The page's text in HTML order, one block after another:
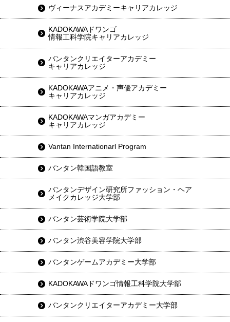
ヴィーナスアカデミーキャリアカレッジ
KADOKAWAドワンゴ
情報工科学院キャリアカレッジ
バンタンクリエイターアカデミー
キャリアカレッジ
KADOKAWAアニメ・声優アカデミー
キャリアカレッジ
KADOKAWAマンガアカデミー
キャリアカレッジ
Vantan Internationarl Program
バンタン韓国語教室
バンタンデザイン研究所ファッション・ヘア
メイクカレッジ大学部
バンタン芸術学院大学部
バンタン渋谷美容学院大学部
バンタンゲームアカデミー大学部
KADOKAWAドワンゴ情報工科学院大学部
バンタンクリエイターアカデミー大学部